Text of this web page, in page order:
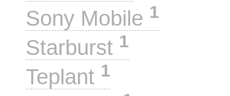
Sony Mobile 1
Starburst 1
Teplant 1